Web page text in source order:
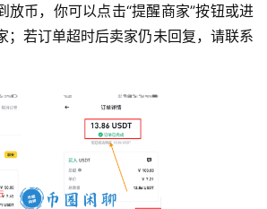
放币，你可以点击“提醒商家”按钮或进
；若订单超时后卖家仍未回复，请联系